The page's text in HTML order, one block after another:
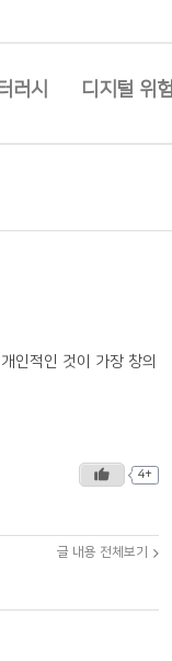
러시 디지털 위험
인적인 것이 가장 창의
4+
글 내용 전체보기